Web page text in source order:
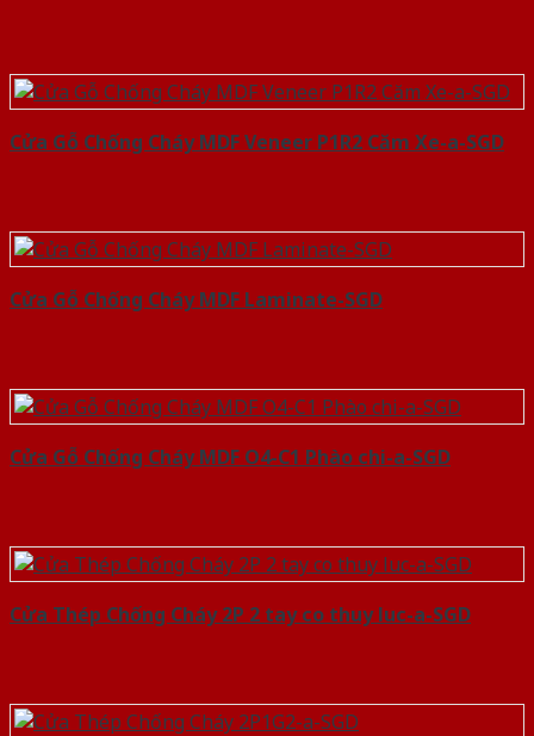
Cửa Gỗ Chống Cháy MDF Veneer P1R2 Căm Xe-a-SGD
Cửa Gỗ Chống Cháy MDF Laminate-SGD
Cửa Gỗ Chống Cháy MDF O4-C1 Phào chi-a-SGD
Cửa Thép Chống Cháy 2P 2 tay co thuy luc-a-SGD